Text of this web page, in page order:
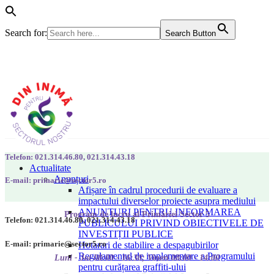
Search for: Search Button
Actualitate
Anunțuri
Afișare în cadrul procedurii de evaluare a
impactului diverselor proiecte asupra mediului
ANUNȚURI PENTRU INFORMAREA
PUBLICULUI PRIVIND OBIECTIVELE DE
INVESTIȚII PUBLICE
Hotarari de stabilire a despagubirilor
Regulamentul de implementare a Programului
pentru curățarea graffiti-ului
Telefon: 021.314.46.80, 021.314.43.18
E-mail: primarie@sector5.ro
Program de lucru al Primăriei Sector 5
Luni - Joi 08:00 - 16:30; Vineri 08:00 - 14:00
Telefon: 021.314.46.80, 021.314.43.18
E-mail: primarie@sector5.ro